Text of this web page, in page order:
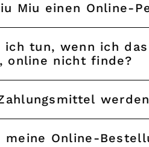
Miu einen Online-
online nicht finde?